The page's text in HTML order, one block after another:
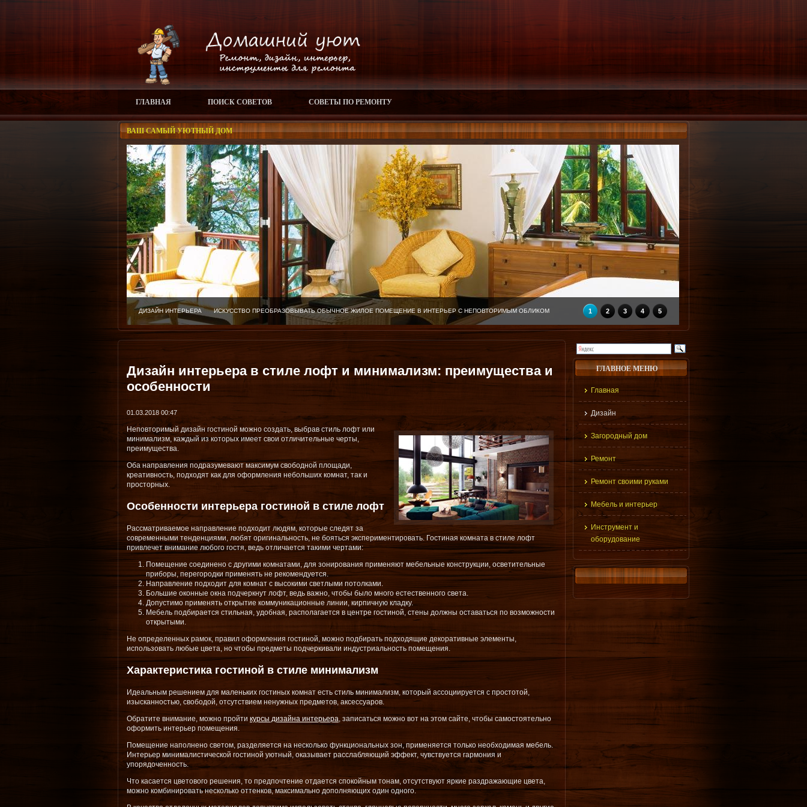
ГЛАВНАЯ ПОИСК СОВЕТОВ СОВЕТЫ ПО РЕМОНТУ
ВАШ САМЫЙ УЮТНЫЙ ДОМ
ДИЗАЙН ИНТЕРЬЕРА ИСКУССТВО ПРЕОБРАЗОВЫВАТЬ ОБЫЧНОЕ ЖИЛОЕ ПОМЕЩЕНИЕ В ИНТЕРЬЕР С НЕПОВТОРИМЫМ ОБЛИКОМ 1 2 3 4 5
Дизайн интерьера в стиле лофт и минимализм: преимущества и
особенности
01.03.2018 00:47
Неповторимый дизайн гостиной можно создать, выбрав стиль лофт или
минимализм, каждый из которых имеет свои отличительные черты,
преимущества.
Оба направления подразумевают максимум свободной площади,
креативность, подходят как для оформления небольших комнат, так и
просторных.
Особенности интерьера гостиной в стиле лофт
Рассматриваемое направление подходит людям, которые следят за
современными тенденциями, любят оригинальность, не бояться экспериментировать. Гостиная комната в стиле лофт
привлечет внимание любого гостя, ведь отличается такими чертами:
Помещение соединено с другими комнатами, для зонирования применяют мебельные конструкции, осветительные
приборы, перегородки применять не рекомендуется.
Направление подходит для комнат с высокими светлыми потолками.
Большие оконные окна подчеркнут лофт, ведь важно, чтобы было много естественного света.
Допустимо применять открытие коммуникационные линии, кирпичную кладку.
Мебель подбирается стильная, удобная, располагается в центре гостиной, стены должны оставаться по возможности
открытыми.
Не определенных рамок, правил оформления гостиной, можно подбирать подходящие декоративные элементы,
использовать любые цвета, но чтобы предметы подчеркивали индустриальность помещения.
Характеристика гостиной в стиле минимализм
Идеальным решением для маленьких гостиных комнат есть стиль минимализм, который ассоциируется с простотой,
изысканностью, свободой, отсутствием ненужных предметов, аксессуаров.
Обратите внимание, можно пройти курсы дизайна интерьера, записаться можно вот на этом сайте, чтобы самостоятельно
оформить интерьер помещения.
Помещение наполнено светом, разделяется на несколько функциональных зон, применяется только необходимая мебель.
Интерьер минималистической гостиной уютный, оказывает расслабляющий эффект, чувствуется гармония и
упорядоченность.
Что касается цветового решения, то предпочтение отдается спокойным тонам, отсутствуют яркие раздражающие цвета,
можно комбинировать несколько оттенков, максимально дополняющих один одного.
ГЛАВНОЕ МЕНЮ
Главная
Дизайн
Загородный дом
Ремонт
Ремонт своими руками
Мебель и интерьер
Инструмент и
оборудование